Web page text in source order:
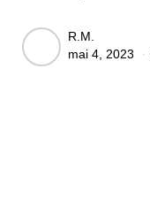
Posted
by
R.M.
mai 4, 2023